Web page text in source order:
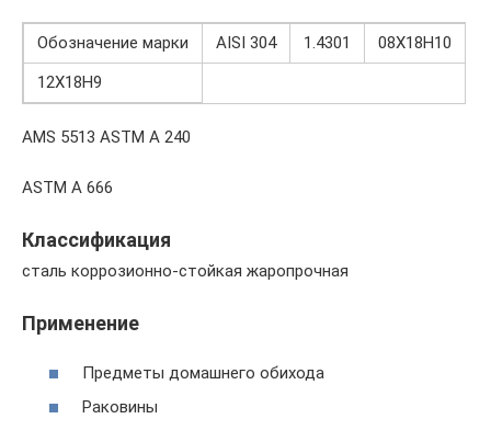
Обозначение марки AISI 304 1.4301
08Х18Н10
12Х18Н9
AMS 5513 ASTM A 240
ASTM A 666
Классификация
сталь коррозионно-стойкая жаропрочная
Применение
Предметы домашнего обихода
Раковины